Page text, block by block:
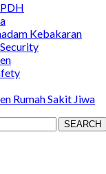
Kebakaran
Rumah Sakit Jiwa
SEARCH